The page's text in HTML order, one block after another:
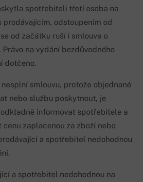
spotřebiteli třetí osoba na
prodávajícím, odstoupením od
od začátku ruší i smlouva o
na vydání bezdůvodného
dotčeno.
smlouvu, protože objednané
nebo službu poskytnout, je
informovat spotřebitele a
cenu zaplacenou za zboží nebo
a spotřebitel nedohodnou
a spotřebitel nedohodnou na